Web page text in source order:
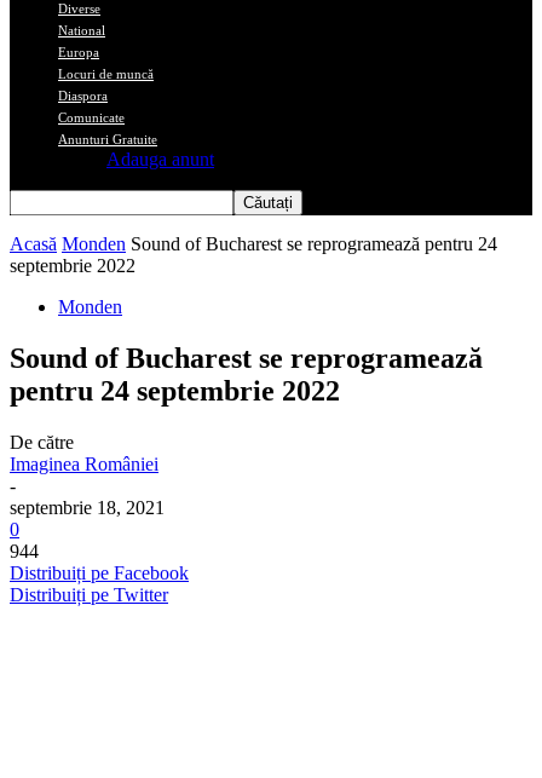
Diverse
National
Europa
Locuri de muncă
Diaspora
Comunicate
Anunturi Gratuite
Adauga anunt
Acasă Monden Sound of Bucharest se reprogramează pentru 24
septembrie 2022
Monden
Sound of Bucharest se reprogramează
pentru 24 septembrie 2022
De către
Imaginea României
-
septembrie 18, 2021
0
944
Distribuiți pe Facebook
Distribuiți pe Twitter